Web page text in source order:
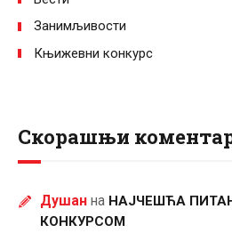
Занимљивости
Књижевни конкурс
Скорашњи
Душанна НАЈЧЕШЋА
КОНКУРСОМ